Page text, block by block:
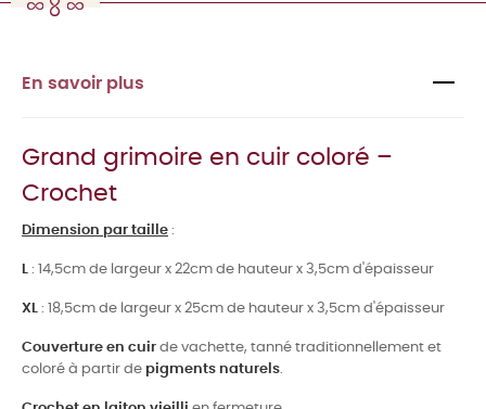
En savoir plus
Grand grimoire en cuir coloré –
Crochet
Dimension par taille :
L : 14,5cm de largeur x 22cm de hauteur x 3,5cm d'épaisseur
XL : 18,5cm de largeur x 25cm de hauteur x 3,5cm d'épaisseur
Couverture en cuir de vachette, tanné traditionnellement et
coloré à partir de pigments naturels.